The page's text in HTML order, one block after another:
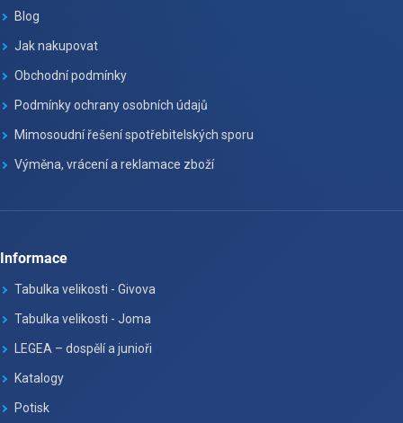
Blog
Jak nakupovat
Obchodní podmínky
Podmínky ochrany osobních údajů
Mimosoudní řešení spotřebitelských sporu
Výměna, vrácení a reklamace zboží
Informace
Tabulka velikosti - Givova
Tabulka velikosti - Joma
LEGEA – dospělí a junioři
Katalogy
Potisk